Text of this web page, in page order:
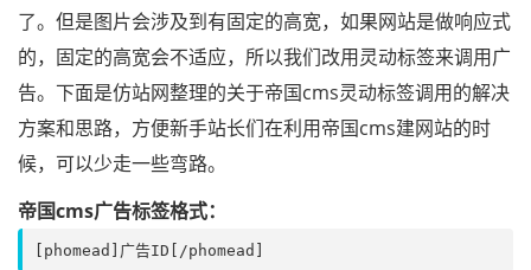
了。但是图片会涉及到有固定的高宽，如果网站是做响应式
的，固定的高宽会不适应，所以我们改用灵动标签来调用广
告。下面是仿站网整理的关于帝国cms灵动标签调用的解决
方案和思路，方便新手站长们在利用帝国cms建网站的时
候，可以少走一些弯路。
帝国cms广告标签格式：
[phomead]广告ID[/phomead]